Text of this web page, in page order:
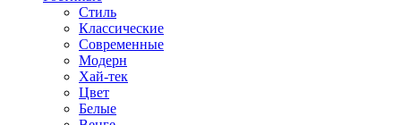
Стиль
Классические
Современные
Модерн
Хай-тек
Цвет
Белые